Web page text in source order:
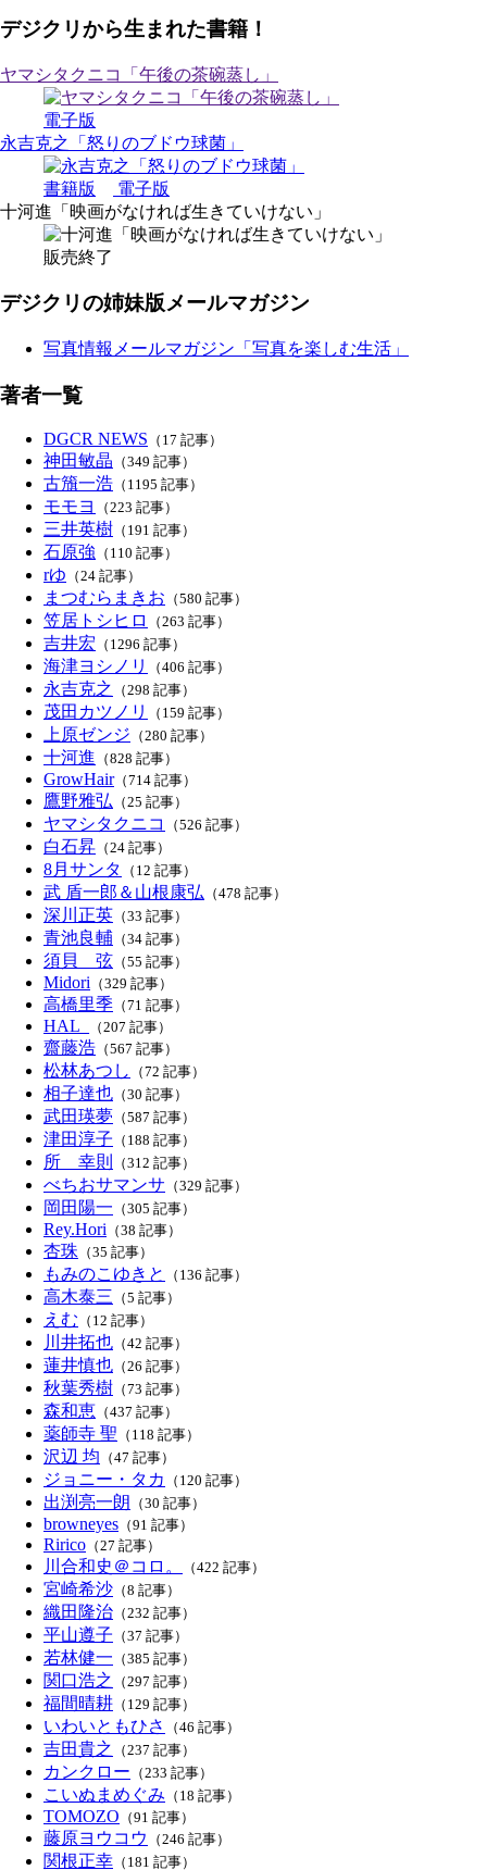
デジクリから生まれた書籍！
ヤマシタクニコ「午後の茶碗蒸し」
電子版
永吉克之「怒りのブドウ球菌」
書籍版
電子版
十河進「映画がなければ生きていけない」
販売終了
デジクリの姉妹版メールマガジン
写真情報メールマガジン「写真を楽しむ生活」
著者一覧
DGCR NEWS （17 記事）
神田敏晶 （349 記事）
古籏一浩 （1195 記事）
モモヨ （223 記事）
三井英樹 （191 記事）
石原強 （110 記事）
rゆ （24 記事）
まつむらまきお （580 記事）
笠居トシヒロ （263 記事）
吉井宏 （1296 記事）
海津ヨシノリ （406 記事）
永吉克之 （298 記事）
茂田カツノリ （159 記事）
上原ゼンジ （280 記事）
十河進 （828 記事）
GrowHair（714 記事）
鷹野雅弘 （25 記事）
ヤマシタクニコ （526 記事）
白石昇 （24 記事）
8月サンタ （12 記事）
武 盾一郎＆山根康弘 （478 記事）
深川正英 （33 記事）
青池良輔 （34 記事）
須貝 弦 （55 記事）
Midori （329 記事）
高橋里季 （71 記事）
HAL_ （207 記事）
齋藤浩 （567 記事）
松林あつし （72 記事）
相子達也 （30 記事）
武田瑛夢 （587 記事）
津田淳子 （188 記事）
所 幸則 （312 記事）
べちおサマンサ （329 記事）
岡田陽一 （305 記事）
Rey.Hori （38 記事）
杏珠 （35 記事）
もみのこゆきと （136 記事）
高木泰三 （5 記事）
えむ （12 記事）
川井拓也 （42 記事）
蓮井慎也 （26 記事）
秋葉秀樹 （73 記事）
森和恵 （437 記事）
薬師寺 聖 （118 記事）
沢辺 均 （47 記事）
ジョニー・タカ （120 記事）
出渕亮一朗 （30 記事）
browneyes （91 記事）
Ririco （27 記事）
川合和史＠コロ。 （422 記事）
宮崎希沙 （8 記事）
織田隆治 （232 記事）
平山遵子 （37 記事）
若林健一 （385 記事）
関口浩之 （297 記事）
福間晴耕 （129 記事）
いわいともひさ （46 記事）
吉田貴之 （237 記事）
カンクロー （233 記事）
こいぬまめぐみ （18 記事）
TOMOZO （91 記事）
藤原ヨウコウ （246 記事）
関根正幸 （181 記事）